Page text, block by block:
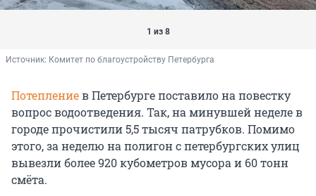
1 из 8
Источник: Комитет по благоустройству Петербурга
Потеплениев Петербурге поставило на повестку
вопрос водоотведения. Так, на минувшей неделе в
городе прочистили 5,5 тысяч патрубков. Помимо
этого, за неделю на полигон с петербургских улиц
вывезли более 920 кубометров мусора и 60 тонн
смёта.